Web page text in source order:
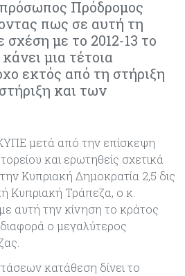
Πρόδρομος
πως σε αυτή τη
σχέση με το 2012-13 το
μια τέτοια
εκτός από τη στήριξη
και των
μετά από την επίσκεψη
και ερωτηθείς σχετικά
Κυπριακή Δημοκρατία 2,5 δις
Κυπριακή Τράπεζα, ο κ.
αυτή την κίνηση το κράτος
διαφορά ο μεγαλύτερος
κατάθεση δίνει το